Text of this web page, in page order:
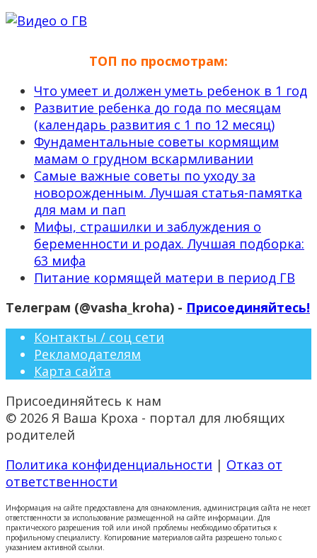
ТОП по просмотрам:
Что умеет и должен уметь ребенок в 1 год
Развитие ребенка до года по месяцам
(календарь развития с 1 по 12 месяц)
Фундаментальные советы кормящим
мамам о грудном вскармливании
Самые важные советы по уходу за
новорожденным. Лучшая статья-памятка
для мам и пап
Мифы, страшилки и заблуждения о
беременности и родах. Лучшая подборка:
63 мифа
Питание кормящей матери в период ГВ
Телеграм (@vasha_kroha) - Присоединяйтесь!
Контакты / соц сети
Рекламодателям
Карта сайта
Присоединяйтесь к нам
© 2026 Я Ваша Кроха - портал для любящих
родителей
Политика конфиденциальности | Отказ от
ответственности
Информация на сайте предоставлена для ознакомления, администрация сайта не несет
ответственности за использование размещенной на сайте информации. Для
практического разрешения той или иной проблемы необходимо обратиться к
профильному специалисту. Копирование материалов сайта разрешено только с
указанием активной ссылки.